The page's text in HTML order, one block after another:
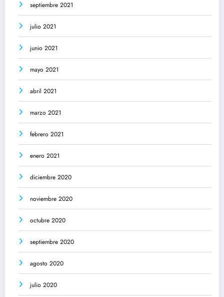
septiembre 2021
julio 2021
junio 2021
mayo 2021
abril 2021
marzo 2021
febrero 2021
enero 2021
diciembre 2020
noviembre 2020
octubre 2020
septiembre 2020
agosto 2020
julio 2020